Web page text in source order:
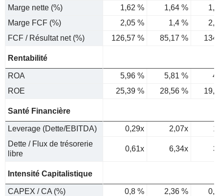
Marge nette (%)
1,62 % 1,64 %
Marge FCF (%)
2,05 % 1,4 %
FCF / Résultat net (%)
126,57 % 85,17 %
Rentabilité
ROA 5,96 % 5,81 %
ROE
25,39 % 28,56 %
Santé Financière
Leverage (Dette/EBITDA) 0,29x 2,07x
Dette / Flux de trésorerie
libre
0,61x 6,34x
Intensité Capitalistique
CAPEX / CA (%) 0,8 % 2,36 %